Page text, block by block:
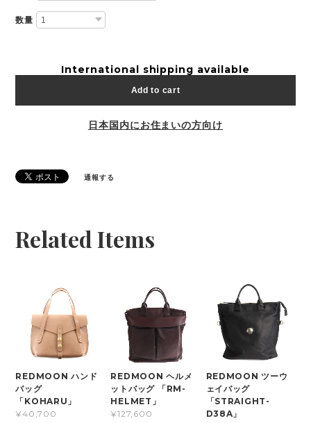
数量
International shipping available
Add to cart
日本国内にお住まいの方向け
通報する
Related Items
REDMOON ハンド
バッグ
「KOHARU」
¥40,700
REDMOON ヘルメ
ットバッグ 「RM-
HELMET」
¥127,600
REDMOON ツーウ
ェイバッグ
「STRAIGHT-
D38A」